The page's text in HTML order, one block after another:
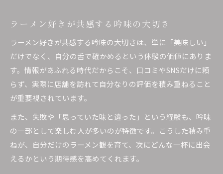
ラーメン好きが共感する吟味の大切さ
ラーメン好きが共感する吟味の大切さは、単に「美味しい」
だけでなく、自分の舌で確かめるという体験の価値にありま
す。情報があふれる時代だからこそ、口コミやSNSだけに頼
らず、実際に店舗を訪れて自分なりの評価を積み重ねること
が重要視されています。
また、失敗や「思っていた味と違った」という経験も、吟味
の一部として楽しむ人が多いのが特徴です。こうした積み重
ねが、自分だけのラーメン観を育て、次にどんな一杯に出会
えるかという期待感を高めてくれます。